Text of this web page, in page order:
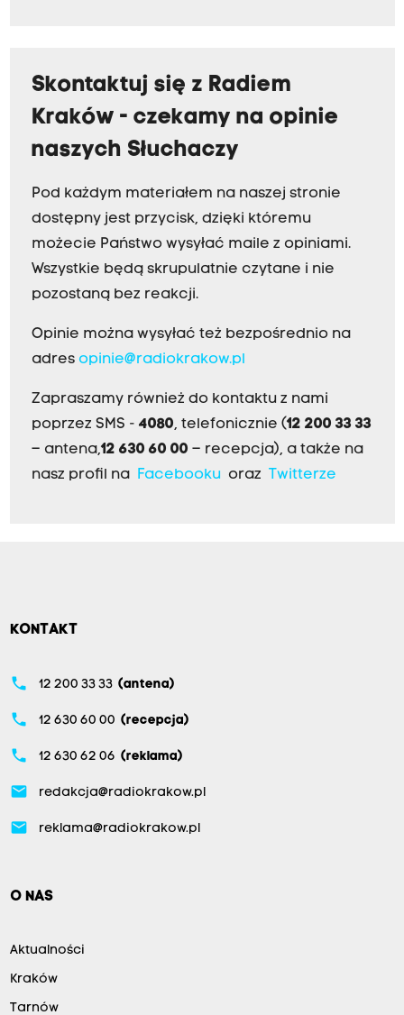
Skontaktuj się z Radiem
Kraków - czekamy na opinie
naszych Słuchaczy
Pod każdym materiałem na naszej stronie
dostępny jest przycisk, dzięki któremu
możecie Państwo wysyłać maile z opiniami.
Wszystkie będą skrupulatnie czytane i nie
pozostaną bez reakcji.
Opinie można wysyłać też bezpośrednio na
adres opinie@radiokrakow.pl
Zapraszamy również do kontaktu z nami
poprzez SMS - 4080, telefonicznie (12 200 33 33
– antena,12 630 60 00 – recepcja), a także na
nasz profil na Facebookuoraz Twitterze
KONTAKT
phone 12 200 33 33 (antena)
phone 12 630 60 00 (recepcja)
phone 12 630 62 06 (reklama)
email redakcja@radiokrakow.pl
email reklama@radiokrakow.pl
O NAS
Aktualności
Kraków
Tarnów